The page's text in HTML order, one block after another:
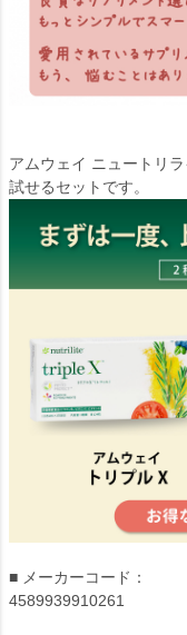
アムウェイ ニュートリ
試せるセットです。
■ メーカーコード：
4589939910261